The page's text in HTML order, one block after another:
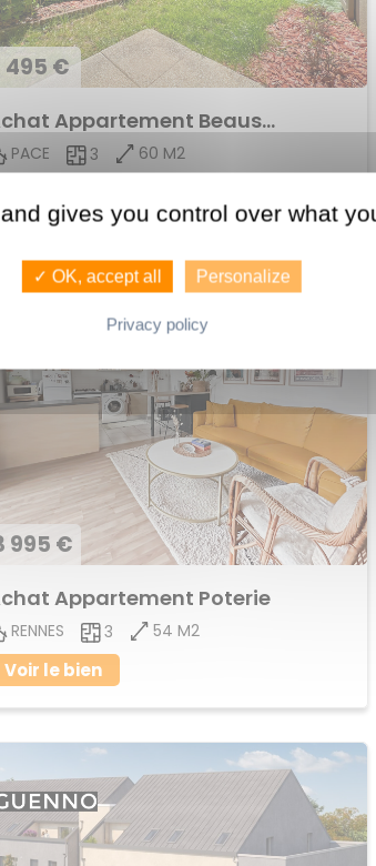
495 €
Achat Appartement Beausoleil
PACE 3 60 M2
995 €
Appartement Poterie
RENNES 3 54 M2
Voir le bien
gives you control over what
✓ OK, accept all Personalize
Privacy policy